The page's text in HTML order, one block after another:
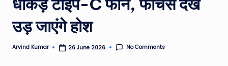
vi
e
N
उड़ जाएंगे होश
Posted
Arvind Kumar 26 June 2026 No Comments